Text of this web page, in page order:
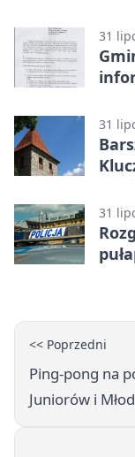
31
31
31
<< Poprzedni
Ping-pong na
Juniorów i